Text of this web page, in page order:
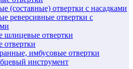
(составные) отвертки с насадками
реверсивные отвертки с
шлицевые отвертки
отвертки
имбусовые отвертки
инструмент